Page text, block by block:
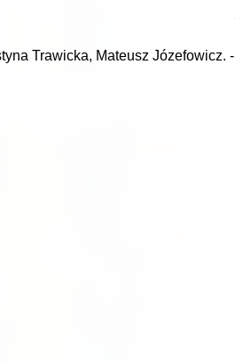
Trawicka, Mateusz Józefowicz.-